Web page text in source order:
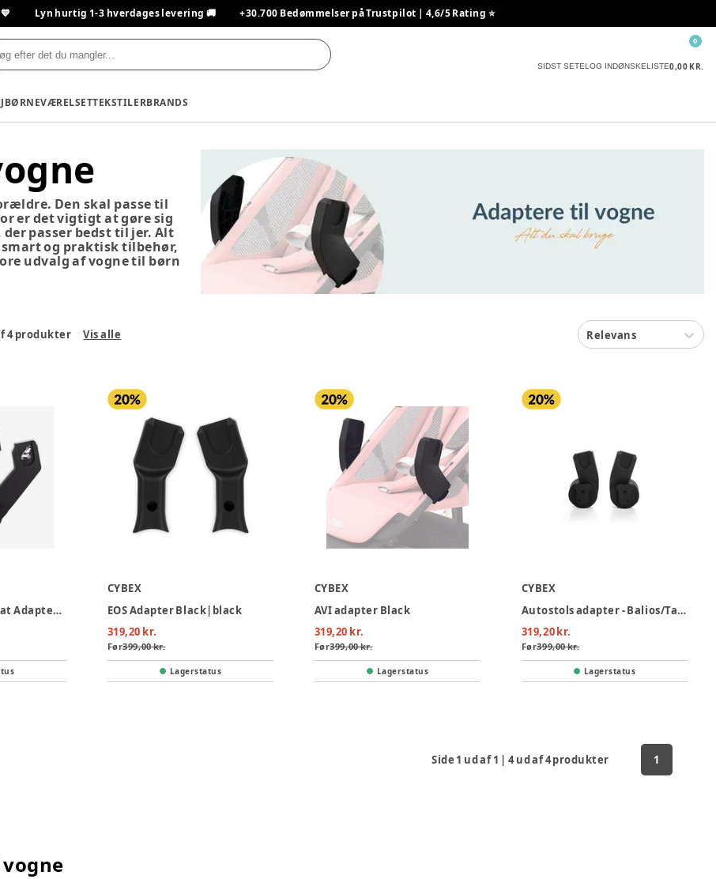
Lyn hurtig 1-3 hverdages levering 🚚 +30.700 Bedømmelser på Trustpilot | 4,6/5 Rating ⭐️
SIDST SETELOG INDØNSKELISTE0,00 KR.
0
BØRNEVÆRELSETTEKSTILERBRANDS
Den skal passe til
er det vigtigt at gøre sig
passer bedst til jer. Alt
og praktisk tilbehør,
udvalg af vogne til børn
4produkter Vis alle Relevans
Joolz Geo3/5 Car Seat Adapter Set Lower
CYBEX
EOS Adapter Black|black
319,20 kr.
Før399,00 kr.
Lagerstatus
CYBEX
AVI adapter Black
319,20 kr.
Før399,00 kr.
Lagerstatus
CYBEX
Autostols adapter - Balios/Talos S
319,20 kr.
Før399,00 kr.
Lagerstatus
Side 1 ud af1 |4ud af4produkter 1